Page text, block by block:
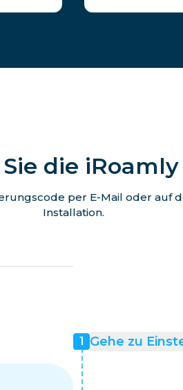
die iRoamly
per E-Mail oder auf
Installation.
1 Gehe zu